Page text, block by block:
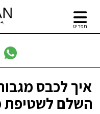
תפריט
איך לכבס
השלם לשטיפת